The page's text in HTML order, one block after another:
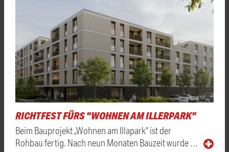
RICHTFEST FÜRS "WOHNEN AM ILLERPARK"
Beim Bauprojekt „Wohnen am Illapark“ ist der
Rohbau fertig. Nach neun Monaten Bauzeit wurde …